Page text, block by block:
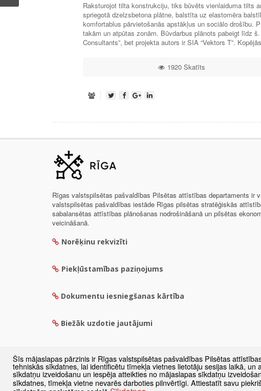
Raksturojot tilta konstrukciju, tiks būvēts vienlaiduma tilts
spriegotā dzelzsbetona plātne, balstīta uz elastomēra
komfortablus pārvietošanās apstākļus un sociālo drošību.
takām un atpūtas zonām. Būvdarbus plānots pabeigt līdz
Consultants”, bet projekta autors ir SIA “Vektors T”.
1920 Skatīts
Rīgas valstspilsētas pašvaldības Pilsētas attīstības departaments ir
valstspilsētas pašvaldības iestāde Rīgas pilsētas stratēģiskās
sabalansētas attīstības plānošanas nodrošināšanā un pilsētas
veicināšanā.
Norēķinu rekvizīti
Piekļūstamības paziņojums
Dokumentu iesniegšanas kārtība
Biežāk uzdotie jautājumi
Šīs mājaslapas pārzinis ir Rīgas valstspilsētas pašvaldības Pilsētas
tehniskās sīkdatnes, lai identificētu tīmekļa vietnes lietotāju sesijas laikā,
sīkdatņu izveidošanu un iespēja atteikties no mājaslapas sīkdatņu
sīkdatnes, tīmekļa vietne nevarēs darboties pilnvērtīgi. Attiestatīt savu